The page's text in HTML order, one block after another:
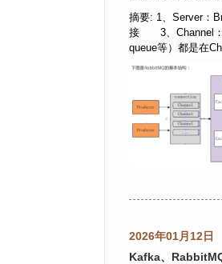
摘要: 1、Server：
接 3、Channel：
queue等）都是在
2026年01月12日
Kafka、